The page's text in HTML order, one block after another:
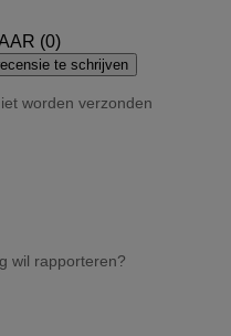
(0)
te schrijven
worden verzonden
wil rapporteren?